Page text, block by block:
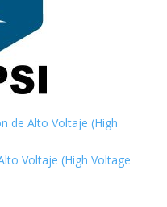
de Alto Voltaje (High
Voltaje (High Voltage